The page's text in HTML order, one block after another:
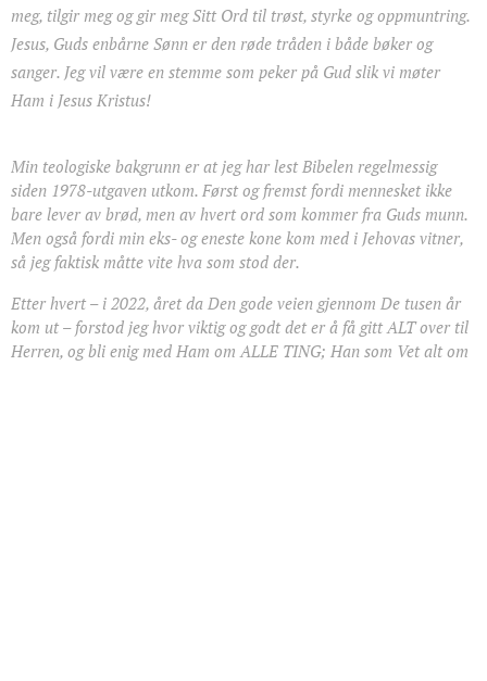
meg, tilgir meg og gir meg Sitt Ord til trøst, styrke og oppmuntring.
Jesus, Guds enbårne Sønn er den røde tråden i både bøker og
sanger. Jeg vil være en stemme som peker på Gud slik vi møter
Ham i Jesus Kristus!
Min teologiske bakgrunn er at jeg har lest Bibelen regelmessig
siden 1978-utgaven utkom. Først og fremst fordi mennesket ikke
bare lever av brød, men av hvert ord som kommer fra Guds munn.
Men også fordi min eks- og eneste kone kom med i Jehovas vitner,
så jeg faktisk måtte vite hva som stod der.
Etter hvert – i 2022, året da Den gode veien gjennom De tusen år
kom ut – forstod jeg hvor viktig og godt det er å få gitt ALT over til
Herren, og bli enig med Ham om ALLE TING; Han som Vet alt om